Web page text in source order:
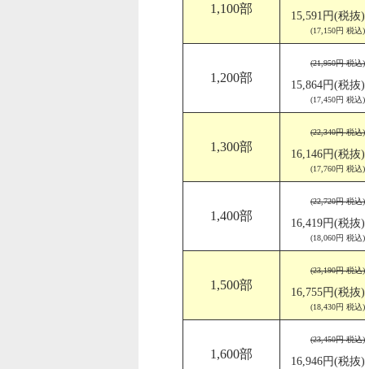
1,100部
15,591円(税抜)
(17,150円 税込)
1,200部
(21,950円 税込)
15,864円(税抜)
(17,450円 税込)
1,300部
(22,340円 税込)
16,146円(税抜)
(17,760円 税込)
1,400部
(22,720円 税込)
16,419円(税抜)
(18,060円 税込)
1,500部
(23,190円 税込)
16,755円(税抜)
(18,430円 税込)
1,600部
(23,450円 税込)
16,946円(税抜)